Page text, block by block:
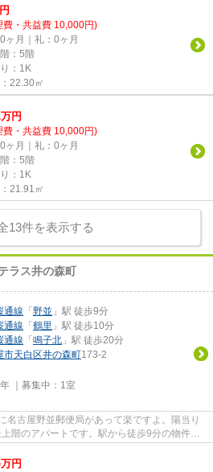
円
費・共益費 10,000円)
ヶ月｜礼：0ヶ月
：5階
：1K
22.30㎡
万円
費・共益費 10,000円)
ヶ月｜礼：0ヶ月
：5階
：1K
21.91㎡
13件を表示する
ラス井の森町
通線 「 野並 」駅 徒歩9分
通線 「 鶴里 」駅 徒歩10分
通線 「 鳴子北 」駅 徒歩20分
市天白区井の森町173-2
｜募集中： 1室
名古屋野並郵便局があって楽ですよ。陽当り
階のアパートです。駅から徒歩9分の物件
万円